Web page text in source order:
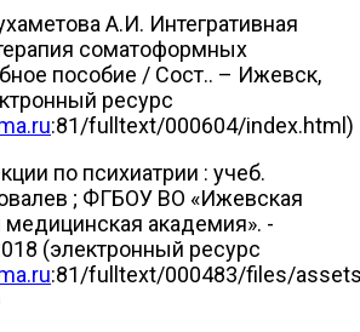
А.И. Интегративная
соматоформных
пособие / Сост.. – Ижевск,
ресурс
:81/fulltext/000604/index.html)
по психиатрии : учеб.
; ФГБОУ ВО «Ижевская
медицинская академия». -
(электронный ресурс
:81/fulltext/000483/files/